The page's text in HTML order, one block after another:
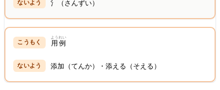
氵（さんずい）
用例
ようれい
添加（てんか）・添える（そえる）